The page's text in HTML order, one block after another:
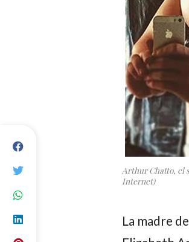
Arthur Chatto, el
Internet)
La madre de